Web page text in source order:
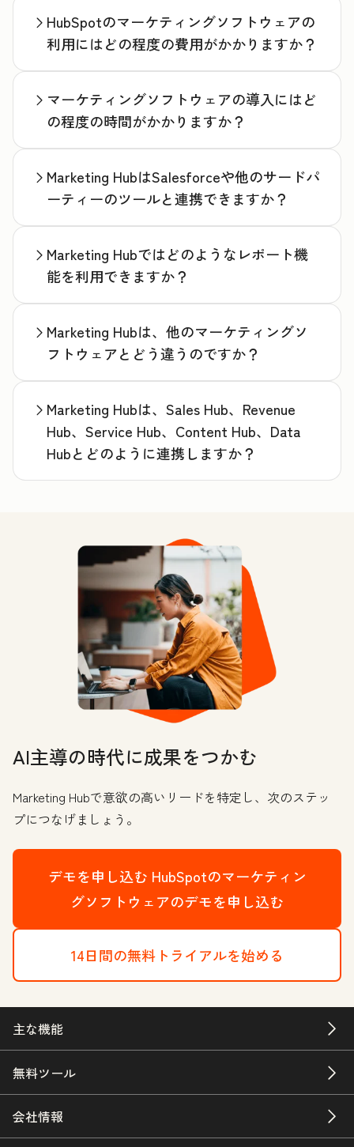
HubSpotのマーケティングソフトウェアの
利用にはどの程度の費用がかかりますか？
マーケティングソフトウェアの導入にはど
の程度の時間がかかりますか？
Marketing HubはSalesforceや他のサードパ
ーティーのツールと連携できますか？
Marketing Hubではどのようなレポート機
能を利用できますか？
Marketing Hubは、他のマーケティングソ
フトウェアとどう違うのですか？
Marketing Hubは、Sales Hub、Revenue
Hub、Service Hub、Content Hub、Data
Hubとどのように連携しますか？
AI主導の時代に成果をつかむ
Marketing Hubで意欲の高いリードを特定し、次のステッ
プにつなげましょう。
デモを申し込む HubSpotのマーケティン
グソフトウェアのデモを申し込む
14日間の無料トライアルを始める
主な機能
無料ツール
会社情報